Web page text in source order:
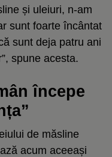
și uleiuri, n-am
sunt foarte încântat
sunt deja patru ani
spune acesta.
începe
de măsline
acum aceeași